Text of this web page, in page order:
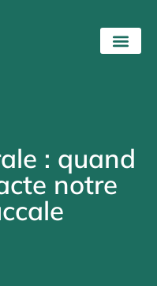
: quand
notre